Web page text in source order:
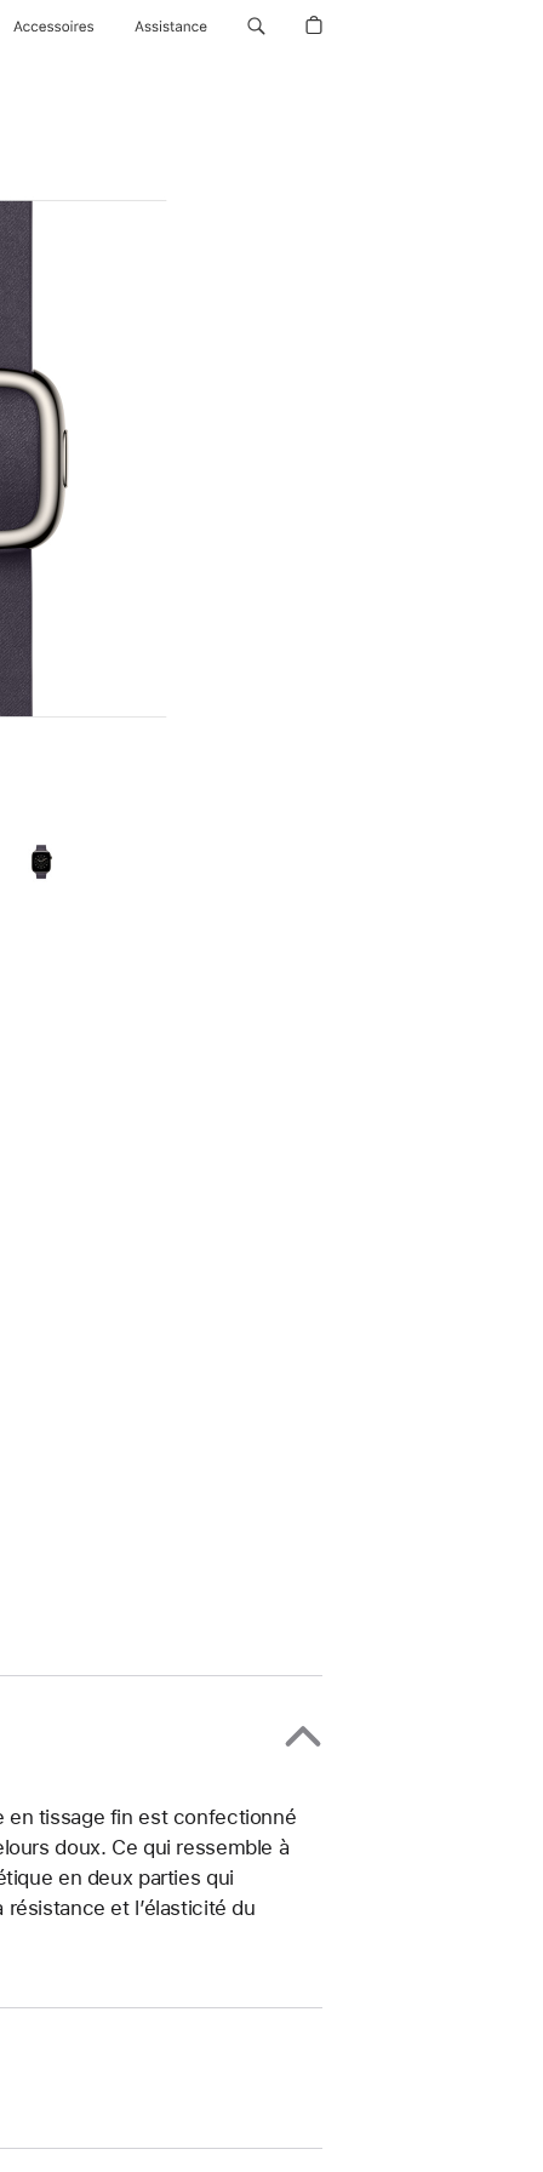
Accessoires Assistance
en tissage fin est confectionné
doux. Ce qui ressemble à
en deux parties qui
et l’élasticité du